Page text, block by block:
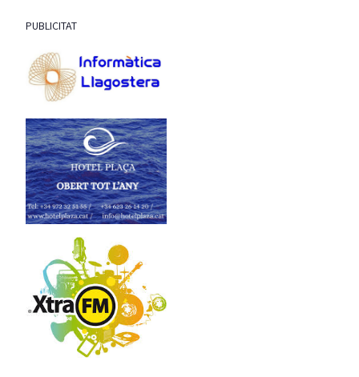
PUBLICITAT